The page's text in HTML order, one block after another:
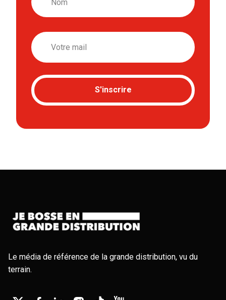
Email
S'inscrire
Le média de référence de la grande distribution, vu du
terrain.